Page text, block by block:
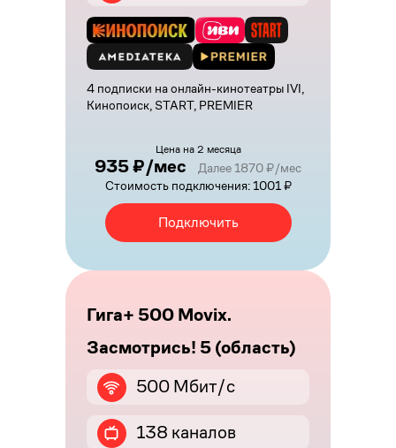
4 подписки на онлайн-кинотеатры IVI,
Кинопоиск, START, PREMIER
Цена на 2 месяца
935 ₽/мес
Далее 1870 ₽/мес
Стоимость подключения: 1001 ₽
Подключить
Гига+ 500 Movix.
Засмотрись! 5 (область)
500 Мбит/с
138 каналов